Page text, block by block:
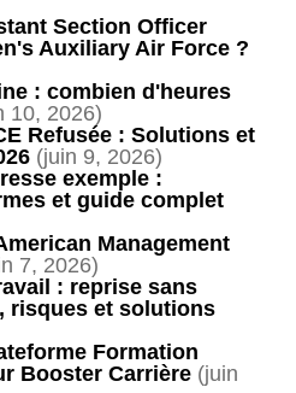
Section Officer
Auxiliary Air Force ?
: combien d'heures
10, 2026)
Refusée : Solutions et
(juin 9, 2026)
exemple :
et guide complet
Management
7, 2026)
: reprise sans
risques et solutions
Formation
Booster Carrière (juin